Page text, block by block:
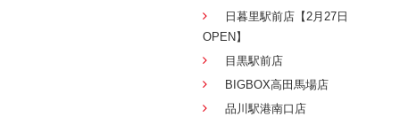
日暮里駅前店【2月27日
OPEN】
目黒駅前店
BIGBOX高田馬場店
品川駅港南口店